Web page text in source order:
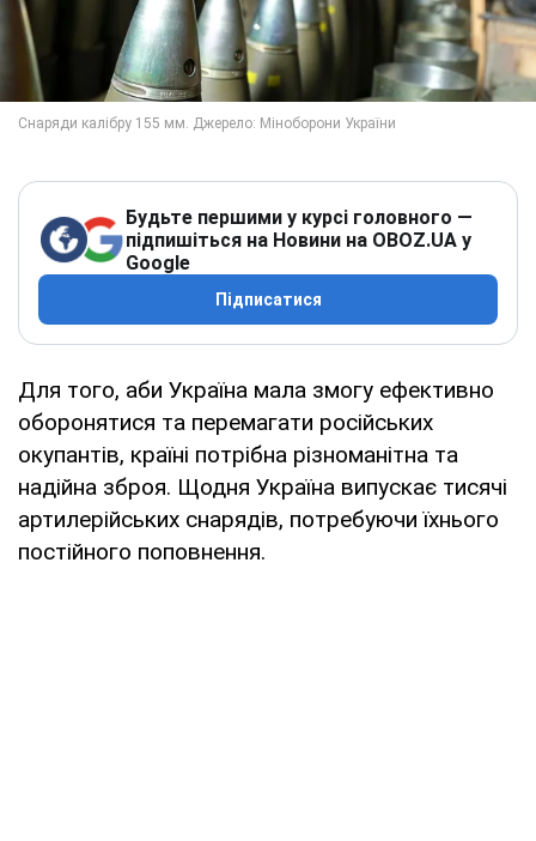
Будьте першими у курсі головного —
підпишіться на Новини на OBOZ.UA у
Google
Підписатися
Для того, аби Україна мала змогу ефективно
оборонятися та перемагати російських
окупантів, країні потрібна різноманітна та
надійна зброя. Щодня Україна випускає тисячі
артилерійських снарядів, потребуючи їхнього
постійного поповнення.